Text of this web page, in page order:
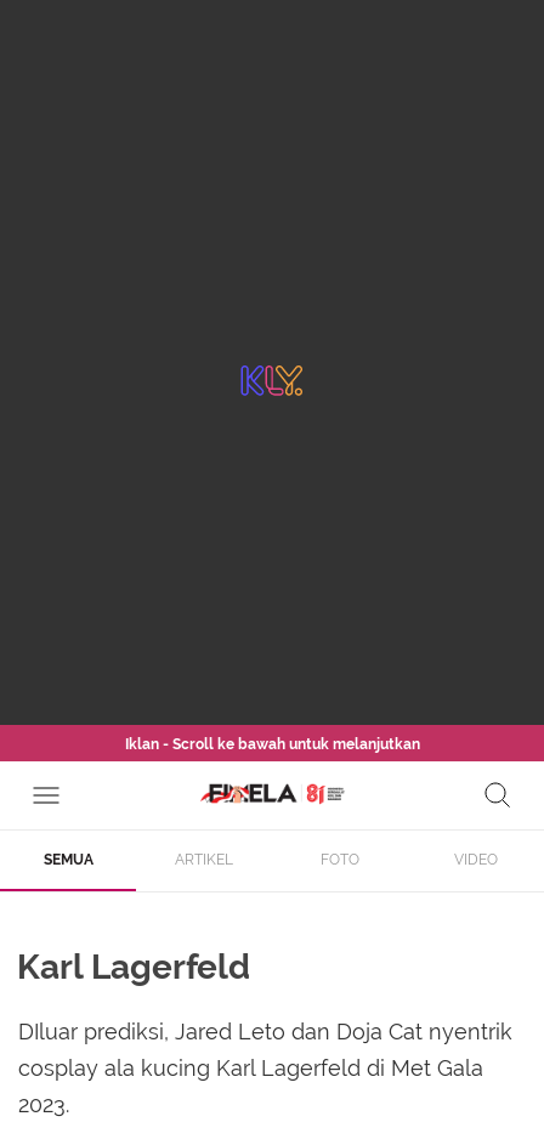
Iklan - Scroll ke bawah untuk melanjutkan
SEMUA ARTIKEL FOTO VIDEO
Karl Lagerfeld
DIluar prediksi, Jared Leto dan Doja Cat nyentrik
cosplay ala kucing Karl Lagerfeld di Met Gala
2023.